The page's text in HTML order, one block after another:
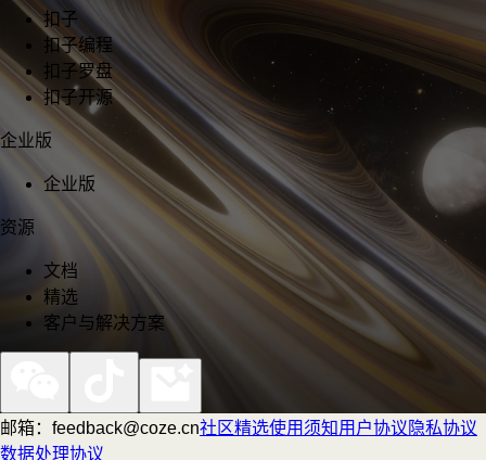
扣子
扣子编程
扣子罗盘
扣子开源
企业版
企业版
资源
文档
精选
客户与解决方案
邮箱：feedback@coze.cn社区精选使用须知用户协议 隐私协议
数据处理协议